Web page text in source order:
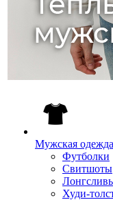
Мужская одежда
Футболки
Свитшоты
Худи-